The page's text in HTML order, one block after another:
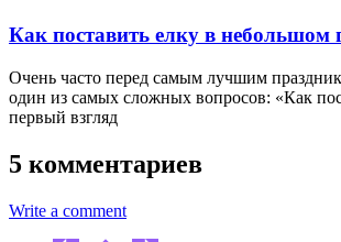
Как поставить елку в небольшом
Очень часто перед самым лучшим
один из самых сложных вопросов: «Как
первый взгляд
5 комментариев
Write a comment